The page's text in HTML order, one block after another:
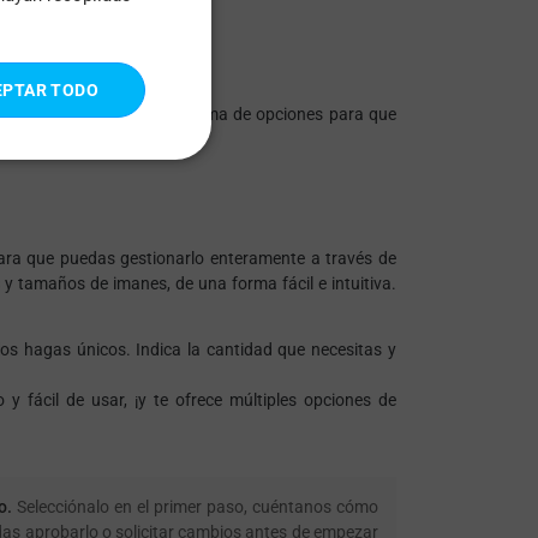
en una amplia gama de opciones para que
que puedas gestionarlo enteramente a través de
tamaños de imanes, de una forma fácil e intuitiva.
hagas únicos. Indica la cantidad que necesitas y
fácil de usar, ¡y te ofrece múltiples opciones de
Selecciónalo en el primer paso, cuéntanos cómo
aprobarlo o solicitar cambios antes de empezar
SPANISH
TODO